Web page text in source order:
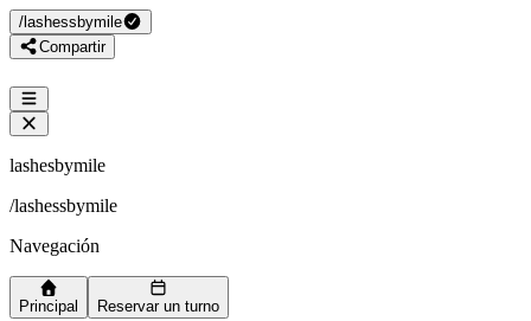
/ lashessbymile
Compartir
lashesbymile
/lashessbymile
Navegación
Principal Reservar un turno